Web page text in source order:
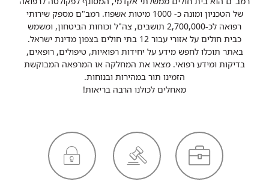
של הטכניון ומונה כ- 1000 מיטות אשפוז. רמב"ם מספק שירותי
רפואה לכ-2,700,000 תושבים, צה"ל וכוחות הביטחון, ומשמש
כבית חולים על אזורי עבור 12 בתי חולים בצפון מדינת ישראל.
באתר תוכלו לחפש מידע על יחידות רפואיות, טיפולים, רופאים,
בדיקות ומידע רפואי. מצאו את המחלקה או המרפאה המבוקשת
הזמינו תור במהירות ובנוחות.
מאחלים לכולנו הרבה בריאות!